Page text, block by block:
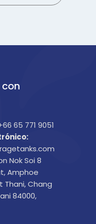
65 771 9051
Nok Soi 8
Amphoe
Thani, Chang
84000,